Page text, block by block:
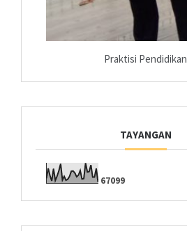
Praktisi Pendidikan
TAYANGAN
67099